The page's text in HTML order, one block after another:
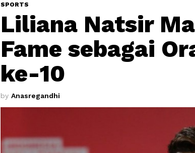
SPORTS
Liliana Natsir
Fame sebagai
ke-10
by Anasregandhi